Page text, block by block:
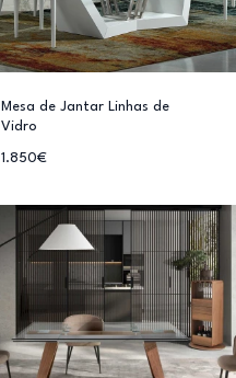
Mesa de Jantar Linhas de
Vidro
1.850€